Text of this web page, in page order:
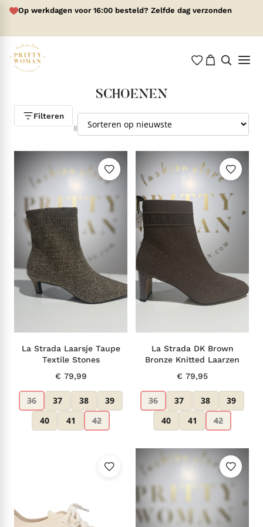
Op werkdagen voor 16:00 besteld? Zelfde dag verzonden
SCHOENEN
Filteren
8Gesorteerd
nieuwste
La Strada Laarsje Taupe
Textile Stones
€ 79,99
36 37 38
39
40
41 42
La Strada DK Brown
Bronze Knitted Laarzen
€ 79,95
36 37 38
39
40
41 42